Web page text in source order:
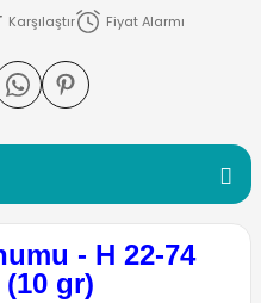
Karşılaştır
Fiyat Alarmı
- H 22-74
gr)